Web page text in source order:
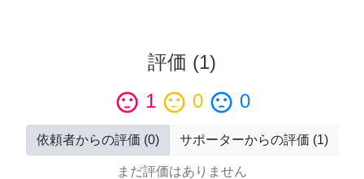
評価 (1)
sentiment_satisfied 1 sentiment_neutral 0 sentiment_dissatisfied 0
依頼者からの評価 (0) サポーターからの評価 (1)
まだ評価はありません